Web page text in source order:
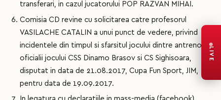
transferari, in cazul jucatorului POP RAZVAN MIHAI.
Comisia CD revine cu solicitarea catre profesorul
VASILACHE CATALIN a unui punct de vedere, privind
incidentele din timpul si sfarsitul jocului dintre antrenor si
oficialii jocului CSS Dinamo Brasov si CS Sighisoara,
disputat in data de 21.08.2017, Cupa Fun Sport, JIM,
pentru data de 19.09.2017.
LIVE